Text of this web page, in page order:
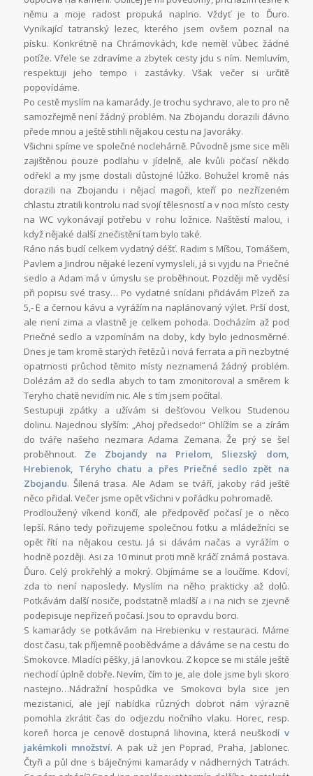
němu a moje radost propuká naplno. Vždyť je to Ďuro.
Vynikající tatranský lezec, kterého jsem ovšem poznal na
písku. Konkrétně na Chrámovkách, kde neměl vůbec žádné
potíže. Vřele se zdravíme a zbytek cesty jdu s ním. Nemluvím,
respektuji jeho tempo i zastávky. Však večer si určitě
popovídáme.
Po cestě myslím na kamarády. Je trochu sychravo, ale to pro ně
samozřejmě není žádný problém. Na Zbojandu dorazili dávno
přede mnou a ještě stihli nějakou cestu na Javoráky.
Všichni spíme ve společné noclehárně. Původně jsme sice měli
zajištěnou pouze podlahu v jídelně, ale kvůli počasí někdo
odřekl a my jsme dostali důstojné lůžko. Bohužel kromě nás
dorazili na Zbojandu i nějací magoři, kteří po nezřízeném
chlastu ztratili kontrolu nad svojí tělesností a v noci místo cesty
na WC vykonávají potřebu v rohu ložnice. Naštěstí malou, i
když nějaké další znečistění tam bylo také.
Ráno nás budí celkem vydatný déšť. Radim s Míšou, Tomášem,
Pavlem a Jindrou nějaké lezení vymysleli, já si vyjdu na Priečné
sedlo a Adam má v úmyslu se proběhnout. Později mě vyděsí
při popisu své trasy… Po vydatné snídani přidávám Plzeň za
5,- E a černou kávu a vyrážím na naplánovaný výlet. Prší dost,
ale není zima a vlastně je celkem pohoda. Docházím až pod
Priečné sedlo a vzpomínám na doby, kdy bylo jednosměrné.
Dnes je tam kromě starých řetězů i nová ferrata a při nezbytné
opatrnosti průchod těmito místy neznamená žádný problém.
Dolézám až do sedla abych to tam zmonitoroval a směrem k
Teryho chatě nevidím nic. Ale s tím jsem počítal.
Sestupuji zpátky a užívám si dešťovou Velkou Studenou
dolinu. Najednou slyším: „Ahoj předsedo!“ Ohlížím se a zírám
do tváře našeho nezmara Adama Zemana. Že prý se šel
proběhnout. Ze Zbojandy na Prielom, Sliezský dom,
Hrebienok, Téryho chatu a přes Priečné sedlo zpět na
Zbojandu. Šílená trasa. Ale Adam se tváří, jakoby rád ještě
něco přidal. Večer jsme opět všichni v pořádku pohromadě.
Prodloužený víkend končí, ale předpověď počasí je o něco
lepší. Ráno tedy pořizujeme společnou fotku a mládežníci se
opět řítí na nějakou cestu. Já si dávám načas a vyrážím o
hodně později. Asi za 10 minut proti mně kráčí známá postava.
Ďuro. Celý prokřehlý a mokrý. Objímáme se a loučíme. Kdoví,
zda to není naposledy. Myslím na něho prakticky až dolů.
Potkávám další nosiče, podstatně mladší a i na nich se zjevně
podepisuje nepřízeň počasí. Jsou to opravdu borci.
S kamarády se potkávám na Hrebienku v restauraci. Máme
dost času, tak příjemně poobědváme a dáváme se na cestu do
Smokovce. Mladíci pěšky, já lanovkou. Z kopce se mi stále ještě
nechodí úplně dobře. Nevím, čím to je, ale dole jsme byli skoro
nastejno…Nádražní hospůdka ve Smokovci byla sice jen
mezistanicí, ale její nabídka různých dobrot nám výrazně
pomohla zkrátit čas do odjezdu nočního vlaku. Horec, resp.
koreň horca je cenově dostupná lihovina, která neuškodí v
jakémkoli množství. A pak už jen Poprad, Praha, Jablonec.
Čtyři a půl dne s báječnými kamarády v nádherných Tatrách.